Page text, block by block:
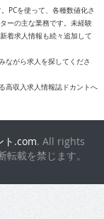
PCを使って、各種数値化さ
ーの主な業務です。未経験
着求人情報も続々追加して
ながら求人を探してくださ
高収入求人情報誌ドカントへ
ト.com. All rights
載を禁じます。